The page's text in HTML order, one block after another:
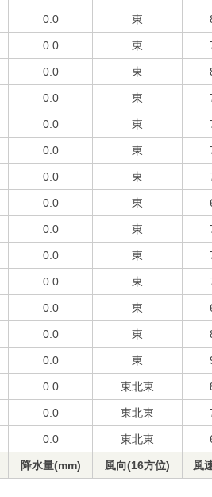
0.0 東
0.0 東
0.0 東
0.0 東
0.0 東
0.0 東
0.0 東
0.0 東
0.0 東
0.0 東
0.0 東
0.0 東
0.0 東
0.0 東
0.0 東北東
0.0 東北東
0.0 東北東
降水量(mm) 風向(16方位) 風